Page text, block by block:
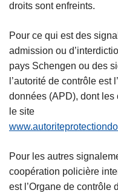
droits sont enfreints.
Pour ce qui est des
admission ou
pays Schengen ou des
l’autorité de contrôle est
données (APD), dont
le site
Pour les autres
coopération policière
est l’Organe de contrôle